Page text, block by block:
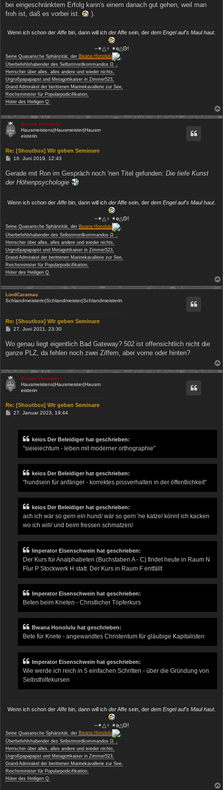
bei eingeschränktem Erfolg kann's einem danach gut gehen, weil man
froh ist, daß es vorbei ist.
).
Wenn ich schon der Affe bin, dann will ich derAffe sein, der dem Engel auf's Maul haut.
‒✴△♀ ✴ө△ʘ!
Seine Quasarische Sphärizität, der Bwana Honolulu
Überbefehlshabender des Selbstmordkommandos Ω
−
,
Herrscher über alles, alles andere und wieder nichts,
Urgroßpapapapst und Metagottkaiser in Zimmer523,
Grand Admirakel der berittenen Marinekavallerie zur See,
Reichsminister für Popularpodicifikation,
Hüter des Heiligen Q.
Bwana Honolulu
Hausmeistens|Hausmeister|Hausm
eisterin
Re: [Shoutbox] Wir geben Seminare
B
t
r
16. Juni 2019, 12:43
Gerade mit Ron im Gespräch noch 'nen Titel gefunden: Die tiefe Kunst
der Höhenpsychologie
Wenn ich schon der Affe bin, dann will ich derAffe sein, der dem Engel auf's Maul haut.
‒✴△♀ ✴ө△ʘ!
Seine Quasarische Sphärizität, der Bwana Honolulu
,
Überbefehlshabender des Selbstmordkommandos Ω
−
Herrscher über alles, alles andere und wieder nichts,
Urgroßpapapapst und Metagottkaiser in Zimmer523,
Grand Admirakel der berittenen Marinekavallerie zur See,
Reichsminister für Popularpodicifikation,
Hüter des Heiligen Q.
LordCaramac
Schlandmeisterin|Schlandmeister|Schlandmeisterin
Re: [Shoutbox] Wir geben Seminare
B
i
t
r
27. Juni 2021, 23:30
Wo genau liegt eigentlich Bad Gateway? 502 ist offensichtlich nicht die
ganze PLZ, da fehlen noch zwei Ziffern, aber vorne oder hinten?
Bwana Honolulu
Hausmeistens|Hausmeister|Hausm
eisterin
Re: [Shoutbox] Wir geben Seminare
B27. Januar 2023, 19:44
keios Der Beleidiger hat geschrieben:
"sieieiechtum - leben mit moderner orthographie"
keios Der Beleidiger hat geschrieben:
"hundsein für anfänger - korrektes pissverhalten in der öffentlichkeit"
keios Der Beleidiger hat geschrieben:
ach ich wär so gern ein hund/ wär so gern 'ne katze/ könnt ich kacken
wo ich will/ und beim fressen schmatzen/
Imperator Eisenschwein hat geschrieben:
Der Kurs für Analphabeten (Buchstaben A - C) findet heute in Raum N
Flur P Stockwerk H statt. Der Kurs in Raum F entfällt
Imperator Eisenschwein hat geschrieben:
Beten beim Kneten - Christlicher Töpferkurs
Bwana Honolulu hat geschrieben:
Bete für Knete - angewandtes Christentum für gläubige Kapitalisten
Imperator Eisenschwein hat geschrieben:
Wie werde ich reich in 5 einfachen Schritten - über die Gründung von
Selbsthilfekursen
Wenn ich schon der Affe bin, dann will ich derAffe sein, der dem Engel auf's Maul haut.
‒✴△♀ ✴ө△ʘ!
Seine Quasarische Sphärizität, der Bwana Honolulu
Überbefehlshabender des Selbstmordkommandos Ω
−
,
Herrscher über alles, alles andere und wieder nichts,
Urgroßpapapapst und Metagottkaiser in Zimmer523,
Grand Admirakel der berittenen Marinekavallerie zur See,
Reichsminister für Popularpodicifikation,
Hüter des Heiligen Q.